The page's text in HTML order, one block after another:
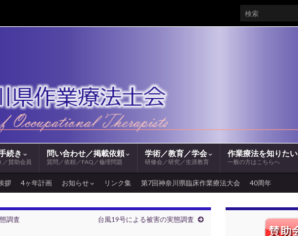
Search for:
続き
／賛助会員
問い合わせ／掲載依頼
質問／依頼／FAQ／倫理問題
学術／教育／学会
研修会／研究／生涯教育
作業療法を知りたい
一般の方はこちらへ
拶 4ヶ年計画 お知らせ リンク集 第7回神奈川県臨床作業療法大会 40周年
調査
台風19号による被害の実態調査